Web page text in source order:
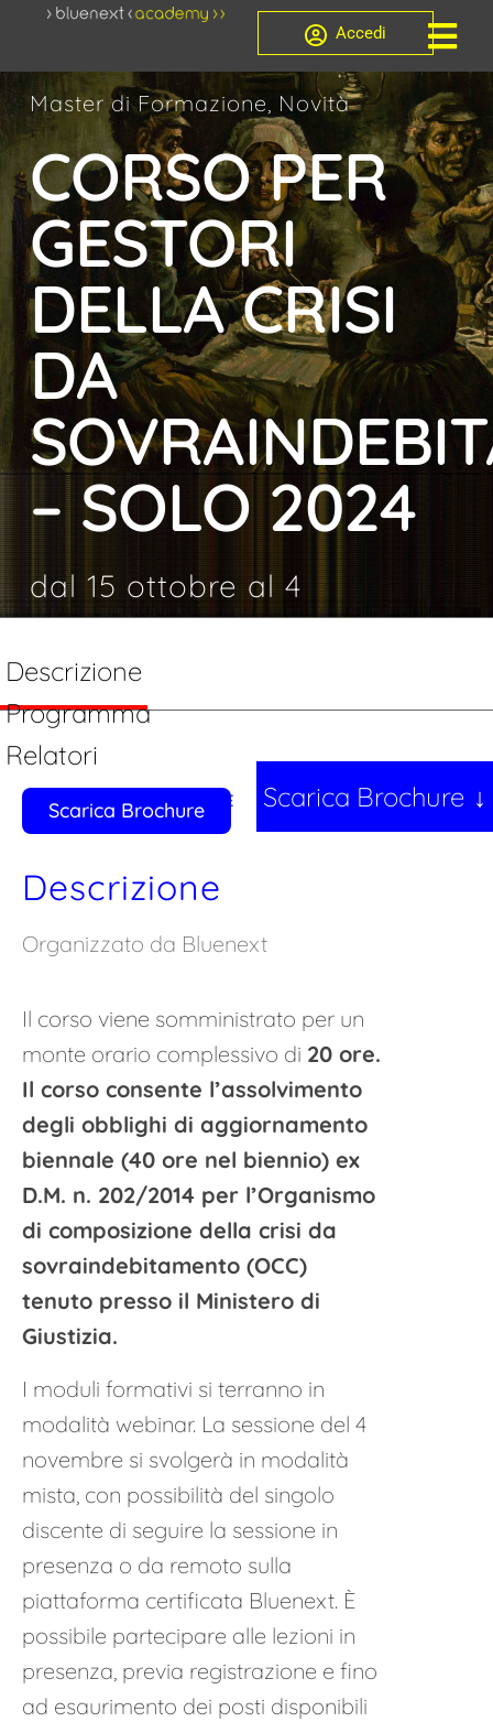
Accedi
Master di Formazione, Novità
CORSO PER
GESTORI
DELLA CRISI
DA
– SOLO 2024
dal 15 ottobre al 4
Descrizione
Programma
Relatori
ISCRIZIONI CHIUSE Scarica Brochure
Scarica Brochure
Descrizione
Organizzato da Bluenext
Il corso viene somministrato per un
monte orario complessivo di 20 ore.
Il corso consente l’assolvimento
degli obblighi di aggiornamento
biennale (40 ore nel biennio) ex
D.M. n. 202/2014 per l’Organismo
di composizione della crisi da
sovraindebitamento (OCC)
tenuto presso il Ministero di
Giustizia.
I moduli formativi si terranno in
modalità webinar. La sessione del 4
novembre si svolgerà in modalità
mista, con possibilità del singolo
discente di seguire la sessione in
presenza o da remoto sulla
piattaforma certificata Bluenext. È
possibile partecipare alle lezioni in
presenza, previa registrazione e fino
ad esaurimento dei posti disponibili